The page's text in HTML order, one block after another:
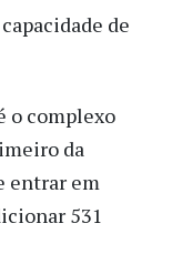
de
o complexo
da
entrar em
531